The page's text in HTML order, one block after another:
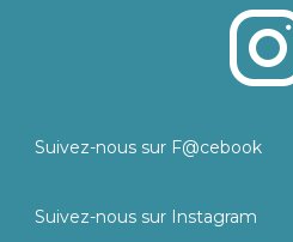
Suivez-nous sur F@cebook
Suivez-nous sur Instagram